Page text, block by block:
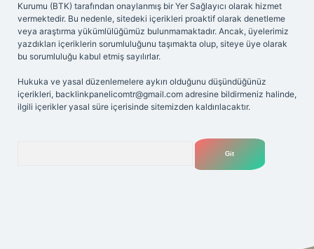
Kurumu (BTK) tarafından onaylanmış bir Yer Sağlayıcı olarak hizmet
vermektedir. Bu nedenle, sitedeki içerikleri proaktif olarak denetleme
veya araştırma yükümlülüğümüz bulunmamaktadır. Ancak, üyelerimiz
yazdıkları içeriklerin sorumluluğunu taşımakta olup, siteye üye olarak
bu sorumluluğu kabul etmiş sayılırlar.
Hukuka ve yasal düzenlemelere aykırı olduğunu düşündüğünüz
içerikleri, backlinkpanelicomtr@gmail.com adresine bildirmeniz halinde,
ilgili içerikler yasal süre içerisinde sitemizden kaldırılacaktır.